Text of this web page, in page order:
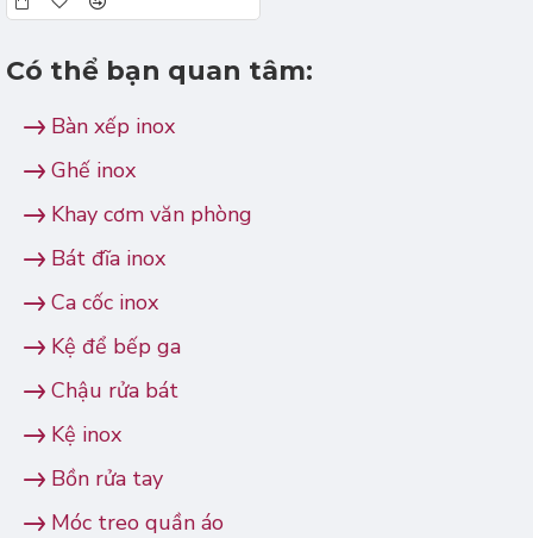
Có thể bạn quan tâm:
Bàn xếp inox
Ghế inox
Khay cơm văn phòng
Bát đĩa inox
Ca cốc inox
Kệ để bếp ga
Chậu rửa bát
Kệ inox
Bồn rửa tay
Móc treo quần áo